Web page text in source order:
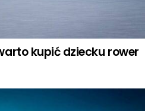
kupić dziecku rower